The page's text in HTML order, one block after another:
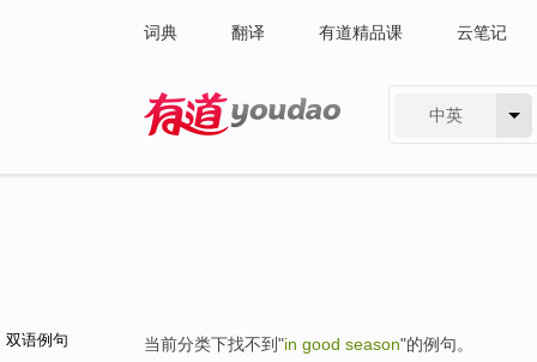
词典 翻译 有道精品课 云笔记
中英
双语例句 当前分类下找不到"in good season"的例句。